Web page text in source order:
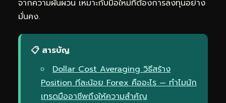
จากความผันผวน เหมาะกับมือใหม่ที่ต้องการลงทุนอย่าง
มั่นคง.
📋 สารบัญ
Dollar Cost Averaging วิธีสร้าง
Position ทีละน้อย Forex คืออะไร — ทำไมนัก
เทรดมืออาชีพถึงให้ความสำคัญ